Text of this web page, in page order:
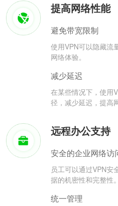
提高网络性能
避免带宽限制
使用VPN可以隐藏流
网络体验。
减少延迟
在某些情况下，使用
径，减少延迟，提高
远程办公支持
安全的企业网络访
员工可以通过VPN安
据的机密性和完整性。
统一管理